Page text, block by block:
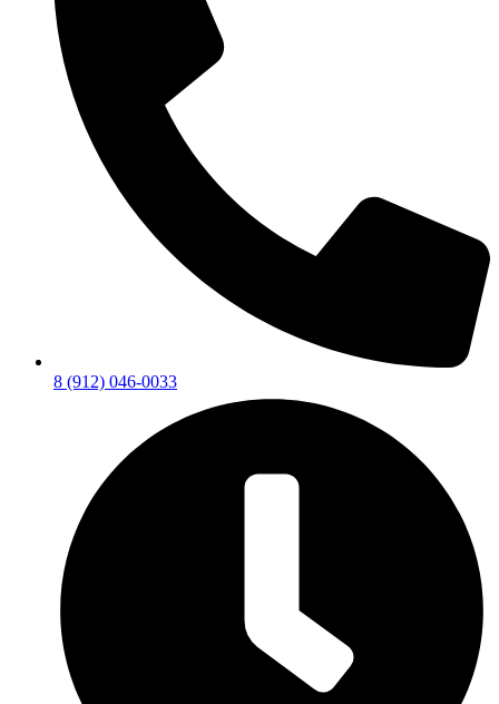
8 (912) 046-0033